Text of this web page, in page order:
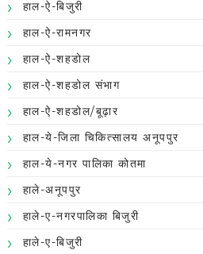
हाल-ऐ-बिजुरी
हाल-ऐ-रामनगर
हाल-ऐ-शहडोल
हाल-ऐ-शहडोल संभाग
हाल-ऐ-शहडोल/बूढ़ार
हाल-ये-जिला चिकित्सालय अनूपपुर
हाल-ये-नगर पालिका कोतमा
हाले-अनूपपुर
हाले-ए-नगरपालिका बिजुरी
हाले-ए-बिजुरी